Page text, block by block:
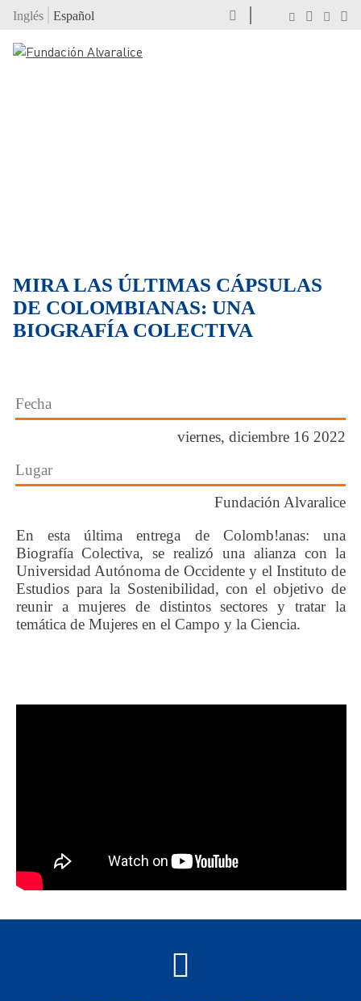
Inglés Español
MIRA LAS ÚLTIMAS CÁPSULAS
DE COLOMBIANAS: UNA
BIOGRAFÍA COLECTIVA
Fecha
viernes, diciembre 16 2022
Lugar
Fundación Alvaralice
En esta última entrega de Colomb!anas: una
Biografía Colectiva, se realizó una alianza con la
Universidad Autónoma de Occidente y el Instituto de
Estudios para la Sostenibilidad, con el objetivo de
reunir a mujeres de distintos sectores y tratar la
temática de Mujeres en el Campo y la Ciencia.